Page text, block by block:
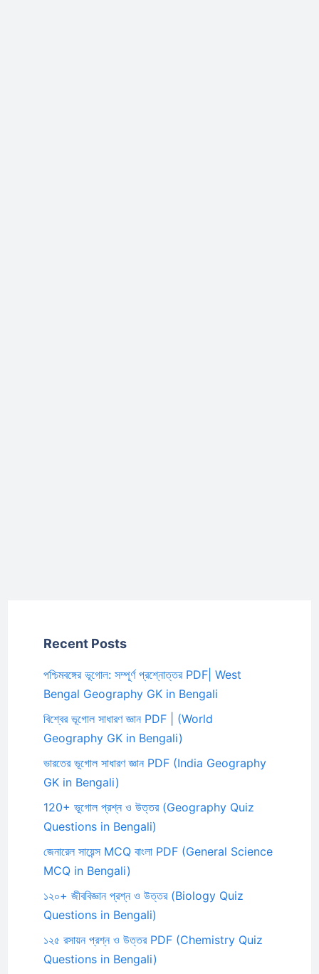
Recent Posts
পশ্চিমবঙ্গের ভূগোল: সম্পূর্ণ প্রশ্নোত্তর PDF| West
Bengal Geography GK in Bengali
বিশ্বের ভূগোল সাধারণ জ্ঞান PDF | (World
Geography GK in Bengali)
ভারতের ভূগোল সাধারণ জ্ঞান PDF (India Geography
GK in Bengali)
120+ ভূগোল প্রশ্ন ও উত্তর (Geography Quiz
Questions in Bengali)
জেনারেল সায়েন্স MCQ বাংলা PDF (General Science
MCQ in Bengali)
১২০+ জীববিজ্ঞান প্রশ্ন ও উত্তর (Biology Quiz
Questions in Bengali)
১২৫ রসায়ন প্রশ্ন ও উত্তর PDF (Chemistry Quiz
Questions in Bengali)